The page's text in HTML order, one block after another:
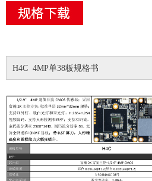
H4C 4MP单38板规格书